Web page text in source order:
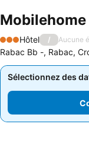
3 Étoiles
Hôtel / Aucune
Rabac Bb -, Rabac,
Sélectionnez des
Sélectionnez des